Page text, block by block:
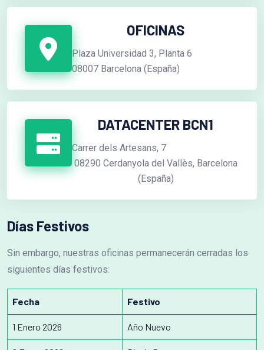
OFICINAS
Plaza Universidad 3, Planta 6
08007 Barcelona (España)
DATACENTER BCN1
Carrer dels Artesans, 7
08290 Cerdanyola del Vallès, Barcelona
(España)
Días Festivos
Sin embargo, nuestras oficinas permanecerán cerradas los
siguientes días festivos:
Fecha Festivo
1 Enero 2026 Año Nuevo